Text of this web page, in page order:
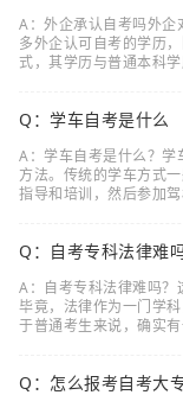
A：外企承认自考吗外企
多外企认可自考的学历
式，其学历与普通本科
Q：学车自考是什么
A：学车自考是什么？学
方法。传统的学车方式
指导和培训，然后参加
Q：自考专科法律难
A：自考专科法律难吗？
毕竟，法律作为一门学
于普通考生来说，确实
Q：怎么报考自考大